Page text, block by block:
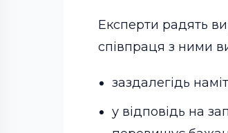
Експерти радять
співпраця з ними
заздалегідь
у відповідь на